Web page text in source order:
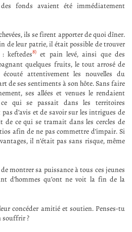
fonds avaient été immédiatement
ils se firent apporter de quoi dîner.
de leur patrie, il était possible de trouver
keftedes8) et pain levé, ainsi que des
quelques fruits, le tout arrosé de
attentivement les nouvelles du
de ses sentiments à son hôte. Sans faire
ses allées et venues le rendaient
qui se passait dans les territoires
d’avis et de savoir sur les intrigues de
de ce qui se tramait dans les cercles de
afin de ne pas commettre d’impair. Si
il n’était pas sans risque, même
montrer sa puissance à tous ces jeunes
d’hommes qu’ont ne voit la fin de la
concéder amitié et soutien. Penses-tu
souffrir ?